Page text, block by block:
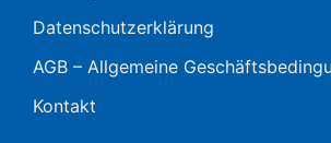
Datenschutzerklärung
AGB – Allgemeine
Kontakt